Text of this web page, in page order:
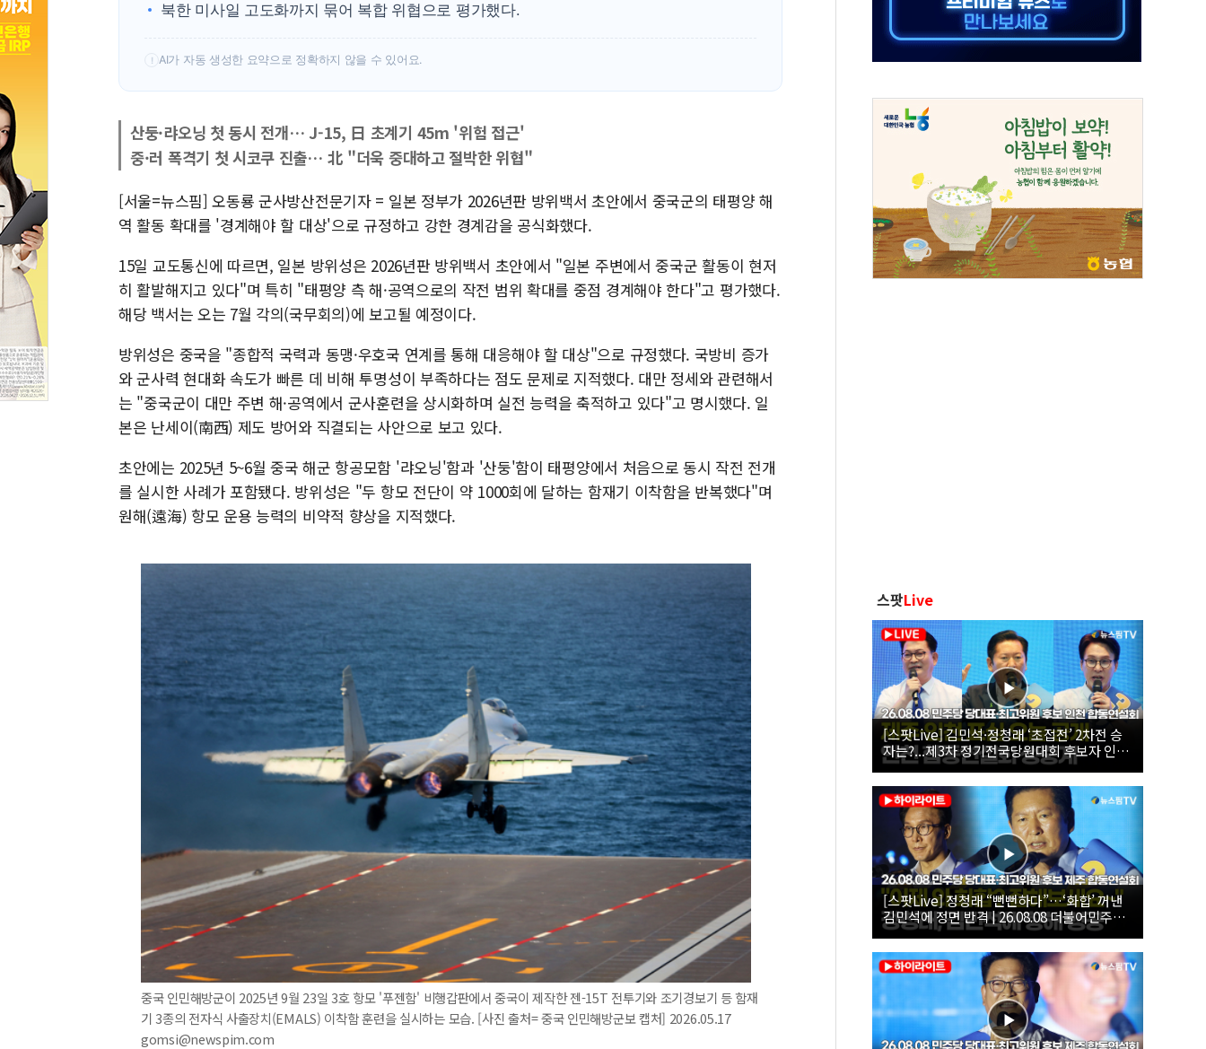
북한 미사일 고도화까지 묶어 복합 위협으로 평가했다.
! AI가 자동 생성한 요약으로 정확하지 않을 수 있어요.
산둥·랴오닝 첫 동시 전개… J-15, 日 초계기 45m '위험 접근'
중·러 폭격기 첫 시코쿠 진출… 北 "더욱 중대하고 절박한 위협"
[서울=뉴스핌] 오동룡 군사방산전문기자 = 일본 정부가 2026년판 방위백서 초안에서 중국군의 태평양 해
역 활동 확대를 '경계해야 할 대상'으로 규정하고 강한 경계감을 공식화했다.
15일 교도통신에 따르면, 일본 방위성은 2026년판 방위백서 초안에서 "일본 주변에서 중국군 활동이 현저
히 활발해지고 있다"며 특히 "태평양 측 해·공역으로의 작전 범위 확대를 중점 경계해야 한다"고 평가했다.
해당 백서는 오는 7월 각의(국무회의)에 보고될 예정이다.
방위성은 중국을 "종합적 국력과 동맹·우호국 연계를 통해 대응해야 할 대상"으로 규정했다. 국방비 증가
와 군사력 현대화 속도가 빠른 데 비해 투명성이 부족하다는 점도 문제로 지적했다. 대만 정세와 관련해서
는 "중국군이 대만 주변 해·공역에서 군사훈련을 상시화하며 실전 능력을 축적하고 있다"고 명시했다. 일
본은 난세이(南西) 제도 방어와 직결되는 사안으로 보고 있다.
초안에는 2025년 5~6월 중국 해군 항공모함 '랴오닝'함과 '산둥'함이 태평양에서 처음으로 동시 작전 전개
를 실시한 사례가 포함됐다. 방위성은 "두 항모 전단이 약 1000회에 달하는 함재기 이착함을 반복했다"며
원해(遠海) 항모 운용 능력의 비약적 향상을 지적했다.
중국 인민해방군이 2025년 9월 23일 3호 항모 '푸젠함' 비행갑판에서 중국이 제작한 젠-15T 전투기와 조기경보기 등 함재
기 3종의 전자식 사출장치(EMALS) 이착함 훈련을 실시하는 모습. [사진 출처= 중국 인민해방군보 캡처] 2026.05.17
gomsi@newspim.com
스팟Live
[스팟Live] 김민석·정청래 ‘초접전’ 2차전 승
자는?...제3차 정기전국당원대회 후보자 인천
합동연설회 생중계 | 26.08.08
[스팟Live] 정청래 “뻔뻔하다”…‘화합’ 꺼낸
김민석에 정면 반격 | 26.08.08 더불어민주당
당대표·최고위원 후보 제주 합동연설회